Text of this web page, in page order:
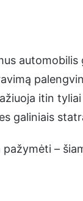
automobilis
itin
galiniais
–